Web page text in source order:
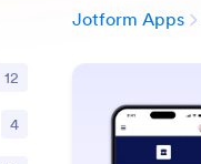
Jotform Apps
12
4